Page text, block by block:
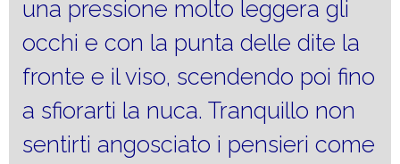
una pressione molto leggera gli
occhi e con la punta delle dite la
fronte e il viso, scendendo poi fino
a sfiorarti la nuca. Tranquillo non
sentirti angosciato i pensieri come